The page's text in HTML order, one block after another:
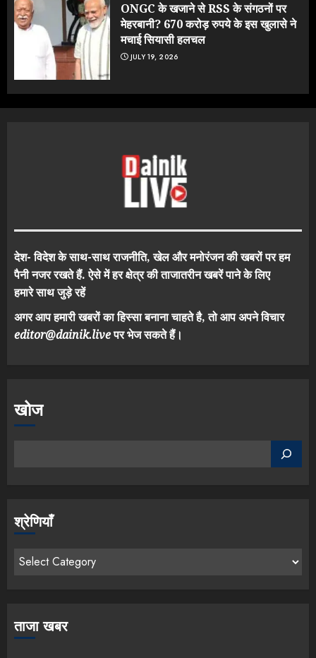
ONGC के खजाने से RSS के संगठनों पर
मेहरबानी? 670 करोड़ रुपये के इस खुलासे ने
मचाई सियासी हलचल
JULY 19, 2026
देश- विदेश के साथ-साथ राजनीति, खेल और मनोरंजन की खबरों पर हम
पैनी नजर रखते हैं. ऐसे में हर क्षेत्र की ताजातरीन खबरें पाने के लिए
हमारे साथ जुड़े रहें
अगर आप हमारी खबरों का हिस्सा बनाना चाहते है, तो आप अपने विचार
editor@dainik.liveपर भेज सकते हैं।
खोज
श्रेणियाँ
ताजा खबर